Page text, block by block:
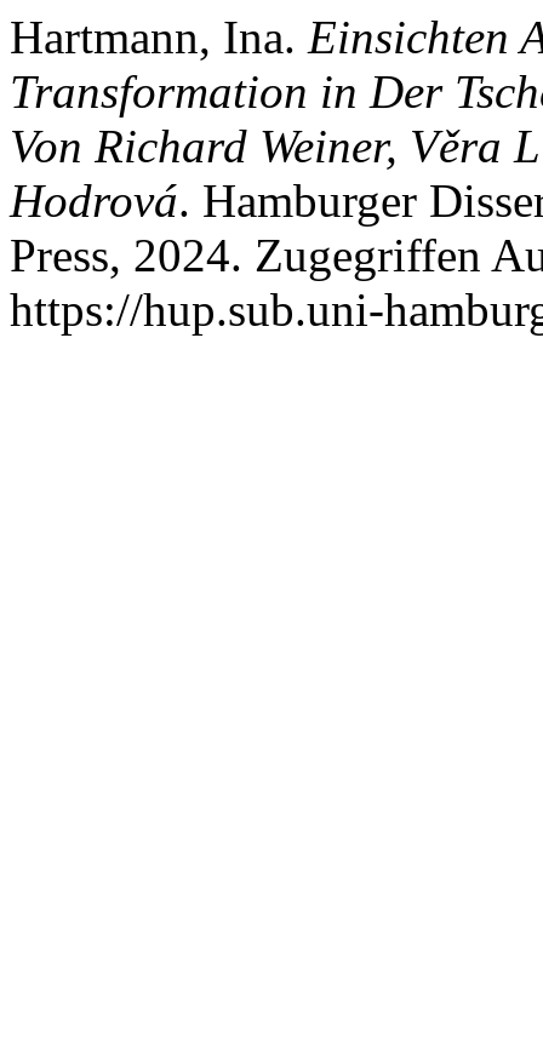
Hartmann, Ina. Einsichten
Transformation in Der
Von Richard Weiner, Věra
Hodrová. Hamburger
Press, 2024. Zugegriffen
https://hup.sub.uni-